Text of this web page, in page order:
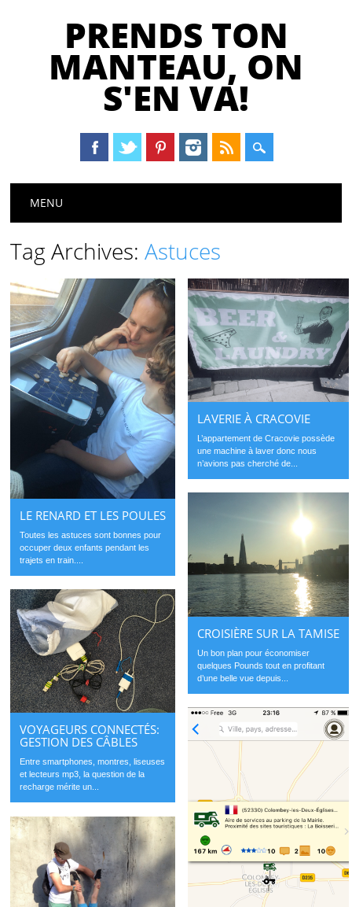
PRENDS TON
MANTEAU, ON
S'EN VA!
Main menu
MENU
Tag Archives:Astuces
LE RENARD ET LES POULES
Toutes les astuces sont bonnes pour
occuper deux enfants pendant les
trajets en train....
LAVERIE À CRACOVIE
L’appartement de Cracovie possède
une machine à laver donc nous
n’avions pas cherché de...
CROISIÈRE SUR LA TAMISE
Un bon plan pour économiser
quelques Pounds tout en profitant
d’une belle vue depuis...
VOYAGEURS CONNECTÉS:
GESTION DES CÂBLES
Entre smartphones, montres, liseuses
et lecteurs mp3, la question de la
recharge mérite un...